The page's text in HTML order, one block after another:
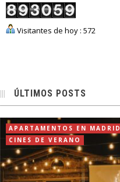
Visitantes de hoy : 572
ÚLTIMOS POSTS
APARTAMENTOS EN MADRID
CINES DE VERANO